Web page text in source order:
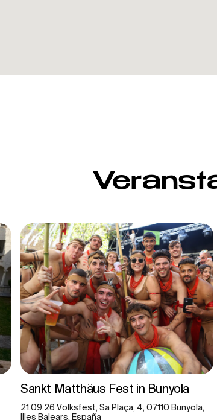
Sankt Matthäus Fest in Bunyola
21.09.26 Volksfest, Sa Plaça, 4, 07110 Bunyola,
Illes Balears, España